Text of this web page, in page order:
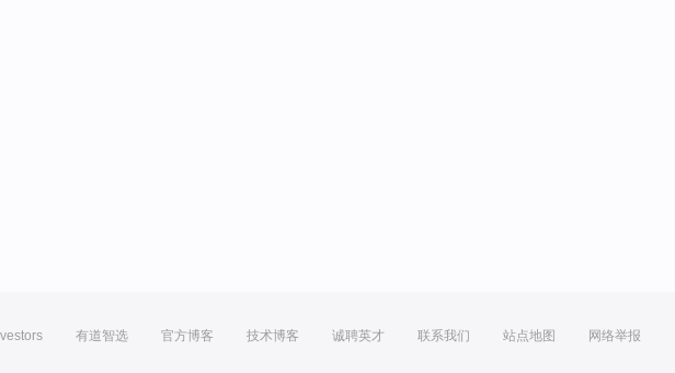
有道智选 官方博客 技术博客 诚聘英才 联系我们 站点地图 网络举报